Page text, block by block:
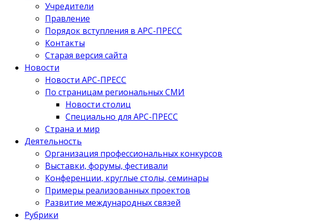
Учредители
Правление
Порядок вступления в АРС-ПРЕСС
Контакты
Старая версия сайта
Новости
Новости АРС-ПРЕСС
По страницам региональных СМИ
Новости столиц
Специально для АРС-ПРЕСС
Страна и мир
Деятельность
Организация профессиональных конкурсов
Выставки, форумы, фестивали
Конференции, круглые столы, семинары
Примеры реализованных проектов
Развитие международных связей
Рубрики